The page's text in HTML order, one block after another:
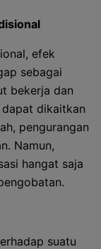
efek
sebagai
bekerja dan
dapat dikaitkan
pengurangan
Namun,
hangat saja
suatu